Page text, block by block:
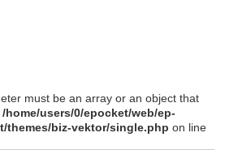
must be an array or an object that
/home/users/0/epocket/web/ep-
themes/biz-vektor/single.php on line